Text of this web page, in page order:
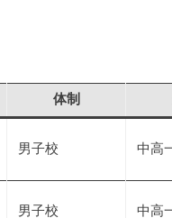
体制
男子校 中高
男子校 中高